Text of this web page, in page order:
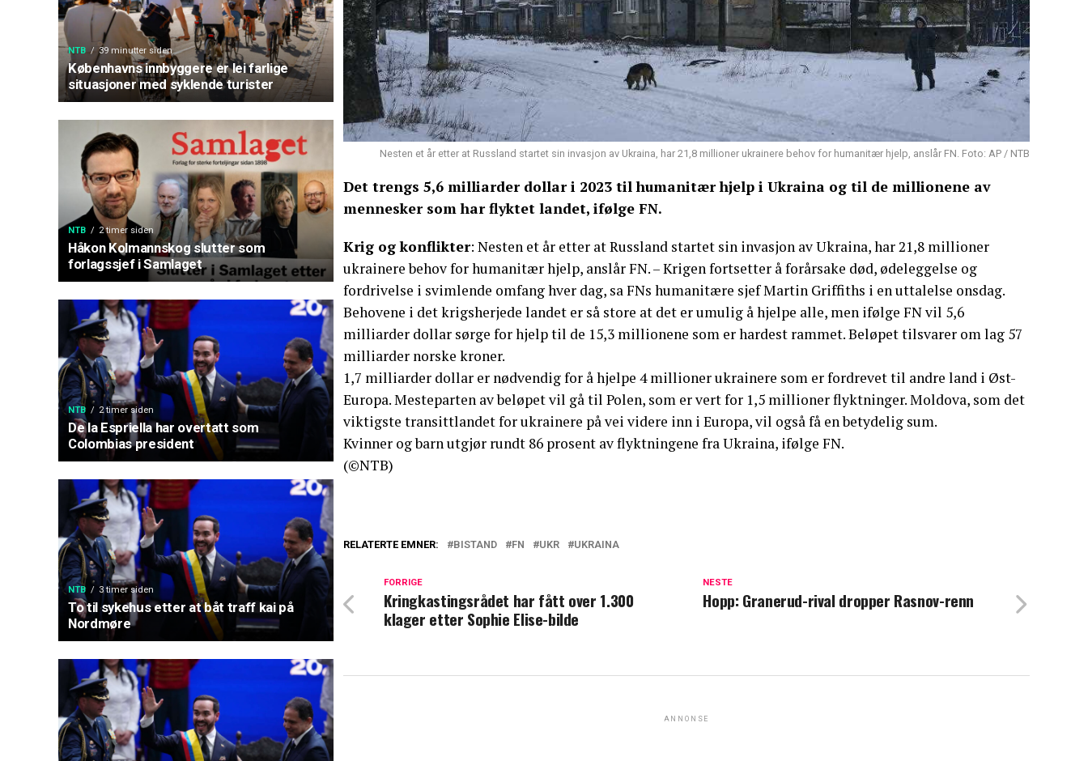
NTB 39 minutter siden
Københavns innbyggere er lei farlige
situasjoner med syklende turister
NTB 2 timer siden
Håkon Kolmannskog slutter som
forlagssjef i Samlaget
NTB 2 timer siden
De la Espriella har overtatt som
Colombias president
NTB 3 timer siden
To til sykehus etter at båt traff kai på
Nordmøre
Nesten et år etter at Russland startet sin invasjon av Ukraina, har 21,8 millioner ukrainere behov for humanitær hjelp, anslår FN. Foto: AP / NTB
Det trengs 5,6 milliarder dollar i 2023 til humanitær hjelp i Ukraina og til de millionene av
mennesker som har flyktet landet, ifølge FN.
Krig og konflikter: Nesten et år etter at Russland startet sin invasjon av Ukraina, har 21,8 millioner
ukrainere behov for humanitær hjelp, anslår FN. – Krigen fortsetter å forårsake død, ødeleggelse og
fordrivelse i svimlende omfang hver dag, sa FNs humanitære sjef Martin Griffiths i en uttalelse onsdag.
Behovene i det krigsherjede landet er så store at det er umulig å hjelpe alle, men ifølge FN vil 5,6
milliarder dollar sørge for hjelp til de 15,3 millionene som er hardest rammet. Beløpet tilsvarer om lag 57
milliarder norske kroner.
1,7 milliarder dollar er nødvendig for å hjelpe 4 millioner ukrainere som er fordrevet til andre land i Øst-
Europa. Mesteparten av beløpet vil gå til Polen, som er vert for 1,5 millioner flyktninger. Moldova, som det
viktigste transittlandet for ukrainere på vei videre inn i Europa, vil også få en betydelig sum.
Kvinner og barn utgjør rundt 86 prosent av flyktningene fra Ukraina, ifølge FN.
(©NTB)
RELATERTE EMNER: BISTAND FN UKR UKRAINA
NESTE
Hopp: Granerud-rival dropper Rasnov-renn
FORRIGE
Kringkastingsrådet har fått over 1.300
klager etter Sophie Elise-bilde
ANNONSE